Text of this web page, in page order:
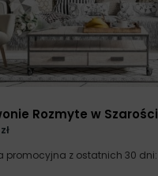
Rozmyte w Szarości
zł
promocyjna z ostatnich 30 dni: